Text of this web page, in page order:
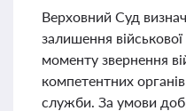
Верховний Суд
залишення
моменту звернення
компетентних
служби. За умови